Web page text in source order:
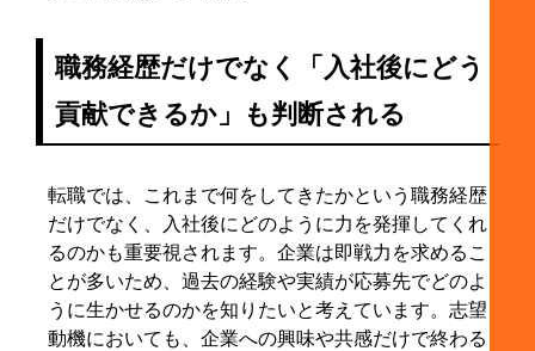
8-4. AIを使う場合は下書きまでにして自分の言葉
で整える
9. 転職の志望動機でよくある質問
9-2. 志望動機は使い回しても大丈夫ですか？
9-3. 履歴書の志望動機は何行くらい書けばよいで
すか？
9-4. 本命ではない企業に「第一志望」と伝えるべ
きですか？
職務経歴だけでなく「入社後にどう
貢献できるか」も判断される
転職では、これまで何をしてきたかという職務経歴
だけでなく、入社後にどのように力を発揮してくれ
るのかも重要視されます。企業は即戦力を求めるこ
とが多いため、過去の経験や実績が応募先でどのよ
うに生かせるのかを知りたいと考えています。志望
動機においても、企業への興味や共感だけで終わる